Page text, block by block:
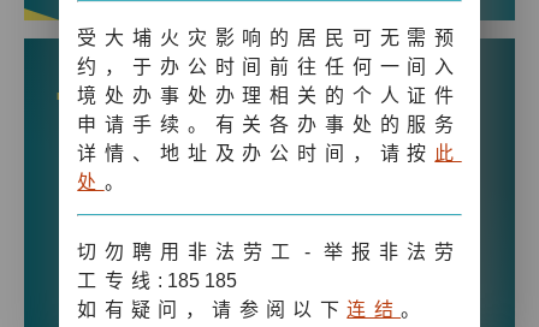
更多
常用表格
签证
身份证
旅行证件
居留权
受大埔火灾影响的居民可无需预
约，于办公时间前往任何一间入
境处办事处办理相关的个人证件
申请手续。有关各办事处的服务
详情、地址及办公时间，请按 此
处 。
切勿聘用非法劳工 - 举报非法劳
工专线 : 185 185
如有疑问，请参阅以下连结。